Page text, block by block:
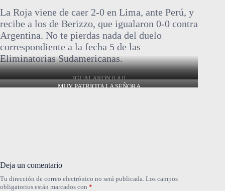
La Roja viene de caer 2-0 en Lima, ante Perú, y
recibe a los de Berizzo, que igualaron 0-0 contra
Argentina. No te pierdas nada del duelo
correspondiente a la fecha 5 de las
Eliminatorias Sudamericanas.
IGUALARON 0 A 0
MUY PATRIOTA LA SEÑORA
Deja un comentario
Tu dirección de correo electrónico no será publicada. Los campos
obligatorios están marcados con *